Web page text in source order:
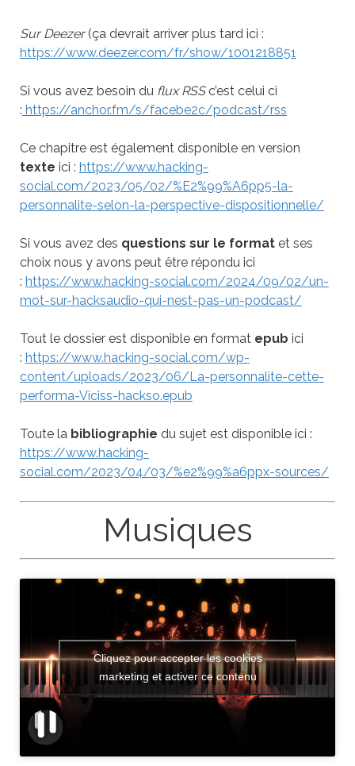
Sur Deezer(ça devrait arriver plus tard ici :
https://www.deezer.com/fr/show/1001218851
Si vous avez besoin duflux RSSc’est celui ci
: https://anchor.fm/s/facebe2c/podcast/rss
Ce chapitre est également disponible en version
texte ici : https://www.hacking-
social.com/2023/05/02/%E2%99%A6pp5-la-
personnalite-selon-la-perspective-dispositionnelle/
Si vous avez des questions sur le formatet ses
choix nous y avons peut être répondu ici
: https://www.hacking-social.com/2024/09/02/un-
mot-sur-hacksaudio-qui-nest-pas-un-podcast/
Tout le dossier est disponible en format epub ici
: https://www.hacking-social.com/wp-
content/uploads/2023/06/La-personnalite-cette-
performa-Viciss-hackso.epub
Toute la bibliographie du sujet est disponible ici :
https://www.hacking-
social.com/2023/04/03/%e2%99%a6ppx-sources/
Musiques
Cliquez pour accepter les cookies
marketing et activer ce contenu